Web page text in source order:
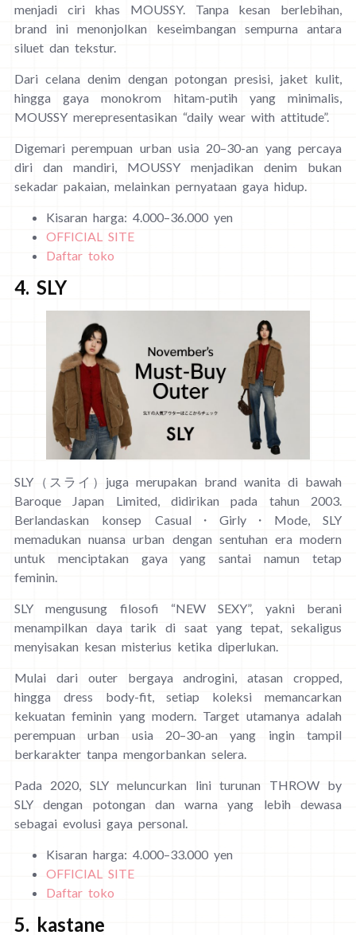
menjadi ciri khas MOUSSY. Tanpa kesan berlebihan,
brand ini menonjolkan keseimbangan sempurna antara
siluet dan tekstur.
Dari celana denim dengan potongan presisi, jaket kulit,
hingga gaya monokrom hitam-putih yang minimalis,
MOUSSY merepresentasikan “daily wear with attitude”.
Digemari perempuan urban usia 20–30-an yang percaya
diri dan mandiri, MOUSSY menjadikan denim bukan
sekadar pakaian, melainkan pernyataan gaya hidup.
Kisaran harga: 4.000–36.000 yen
OFFICIAL SITE
Daftar toko
4. SLY
SLY（スライ）juga merupakan brand wanita di bawah
Baroque Japan Limited, didirikan pada tahun 2003.
Berlandaskan konsep Casual・Girly・Mode, SLY
memadukan nuansa urban dengan sentuhan era modern
untuk menciptakan gaya yang santai namun tetap
feminin.
SLY mengusung filosofi “NEW SEXY”, yakni berani
menampilkan daya tarik di saat yang tepat, sekaligus
menyisakan kesan misterius ketika diperlukan.
Mulai dari outer bergaya androgini, atasan cropped,
hingga dress body-fit, setiap koleksi memancarkan
kekuatan feminin yang modern. Target utamanya adalah
perempuan urban usia 20–30-an yang ingin tampil
berkarakter tanpa mengorbankan selera.
Pada 2020, SLY meluncurkan lini turunan THROW by
SLY dengan potongan dan warna yang lebih dewasa
sebagai evolusi gaya personal.
Kisaran harga: 4.000–33.000 yen
OFFICIAL SITE
Daftar toko
5. kastane